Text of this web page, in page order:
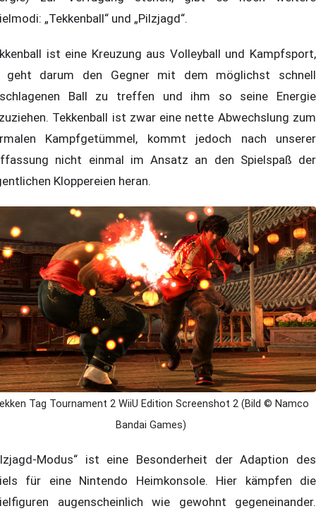
„Tekkenball“ und „Pilzjagd“.
ist eine Kreuzung aus Volleyball und Kampfsport,
geht darum den Gegner mit dem möglichst schnell
Ball zu treffen und ihm so seine Energie
Tekkenball ist zwar eine nette Abwechslung zum
Kampfgetümmel, kommt jedoch nach unserer
nicht einmal im Ansatz an den Spielspaß der
Kloppereien heran.
Tag Tournament 2 WiiU Edition Screenshot 2 (Bild © Namco
Bandai Games)
Modus“ ist eine Besonderheit der Adaption des
für eine Nintendo Heimkonsole. Hier kämpfen die
augenscheinlich wie gewohnt gegeneinander.